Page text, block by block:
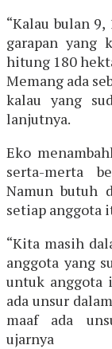
“Kalau bulan
garapan yang
hitung 180
Memang ada
kalau yang
lanjutnya.
Eko
serta-merta
Namun butuh
setiap anggota
“Kita masih
anggota yang
untuk anggota
ada unsur
maaf ada
ujarnya